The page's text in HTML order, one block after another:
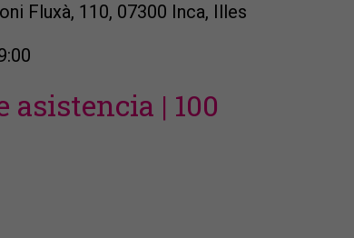
Fluxà, 110, 07300 Inca, Illes
asistencia | 100